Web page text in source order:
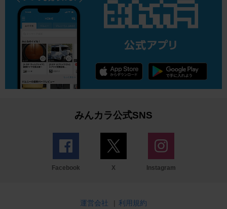
みんカラ公式SNS
Facebook X Instagram
運営会社 | 利用規約